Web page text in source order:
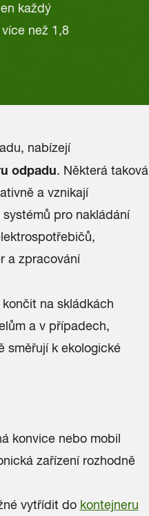
každý
než 1,8
nabízejí
odpadu. Některá taková
a vznikají
pro nakládání
a zpracování
na skládkách
a v případech,
směřují k ekologické
konvice nebo mobil
zařízení rozhodně
vytřídit do kontejneru